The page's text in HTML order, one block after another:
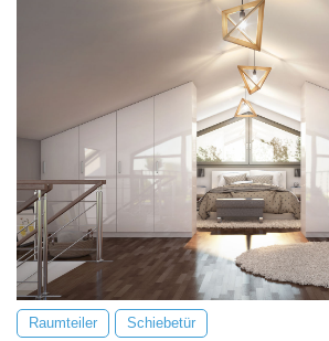
Raumteiler Schiebetür
Wandboards